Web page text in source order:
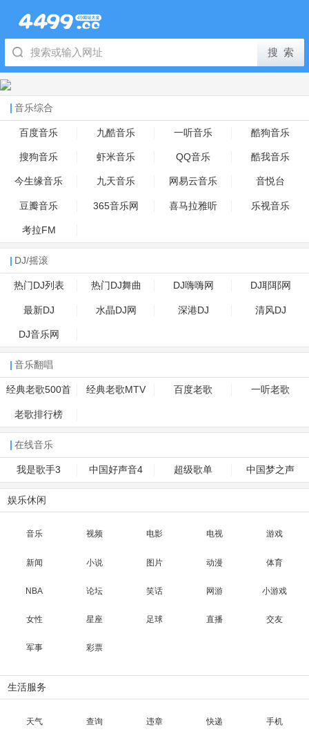
音乐综合
百度音乐 九酷音乐 一听音乐 酷狗音乐
搜狗音乐 虾米音乐 QQ音乐 酷我音乐
今生缘音乐 九天音乐 网易云音乐 音悦台
豆瓣音乐 365音乐网 喜马拉雅听 乐视音乐
考拉FM
DJ/摇滚
热门DJ列表 热门DJ舞曲 DJ嗨嗨网 DJ耶耶网
最新DJ 水晶DJ网 深港DJ 清风DJ
DJ音乐网
音乐翻唱
经典老歌500首 经典老歌MTV 百度老歌 一听老歌
老歌排行榜
在线音乐
我是歌手3 中国好声音4 超级歌单 中国梦之声
娱乐休闲
音乐 视频 电影 电视 游戏
新闻 小说 图片 动漫 体育
NBA 论坛 笑话 网游 小游戏
女性 星座 足球 直播 交友
军事 彩票
生活服务
天气 查询 违章 快递 手机